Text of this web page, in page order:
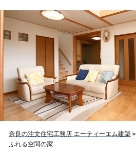
奈良の注文住宅工務店 エーティーエム建築>
ふれる空間の家